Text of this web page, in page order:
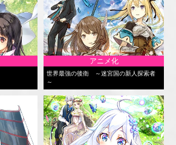
アニメ化
世界最強の後衛 ～迷宮国の新人探索者
～